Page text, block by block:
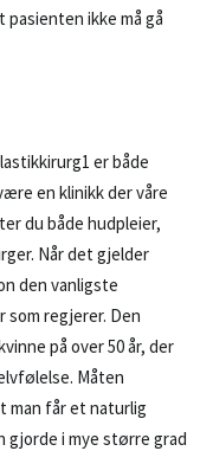
ikke må gå
er både
en klinikk der våre
du både hudpleier,
Når det gjelder
den vanligste
som regjerer. Den
på over 50 år, der
Måten
man får et naturlig
gjorde i mye større grad